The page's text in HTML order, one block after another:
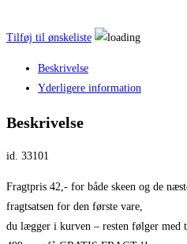
Tilføj til ønskeliste
Beskrivelse
Yderligere information
Beskrivelse
id. 33101
Fragtpris 42,- for både skeen og de
fragtsatsen for den første vare,
du lægger i kurven – resten følger med